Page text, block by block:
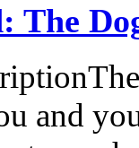
The
and